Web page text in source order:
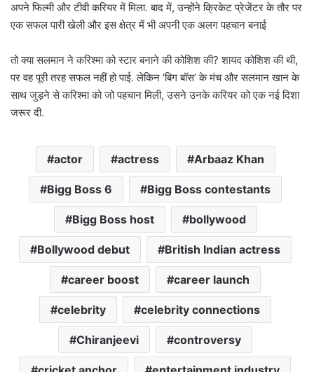
अपने फिल्मी और टीवी करियर में मिला. बाद में, उन्होंने क्रिकेट प्रेजेंटर के तौर पर
एक सफल पारी खेली और इस क्षेत्र में भी अपनी एक अलग पहचान बनाई
तो क्या सलमान ने करिश्मा को स्टार बनाने की कोशिश की? शायद कोशिश की थी,
पर वह पूरी तरह सफल नहीं हो पाई. लेकिन ‘बिग बॉस’ के मंच और सलमान खान के
साथ जुड़ने से करिश्मा को जो पहचान मिली, उसने उनके करियर को एक नई दिशा
जरूर दी.
actor actress Arbaaz Khan
Bigg Boss 6 Bigg Boss contestants
Bigg Boss host bollywood
Bollywood debut British Indian actress
career boost career launch
celebrity celebrity connections
Chiranjeevi controversy